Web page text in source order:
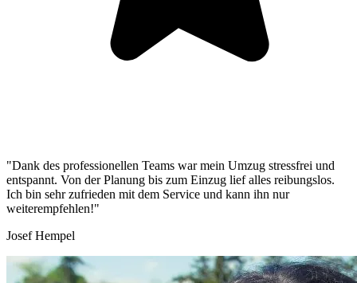
"Dank des professionellen Teams war mein Umzug stressfrei und
entspannt. Von der Planung bis zum Einzug lief alles reibungslos.
Ich bin sehr zufrieden mit dem Service und kann ihn nur
weiterempfehlen!"
Josef Hempel